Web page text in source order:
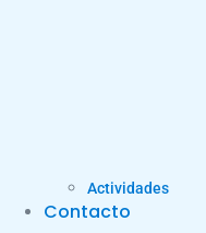
Actividades
Contacto